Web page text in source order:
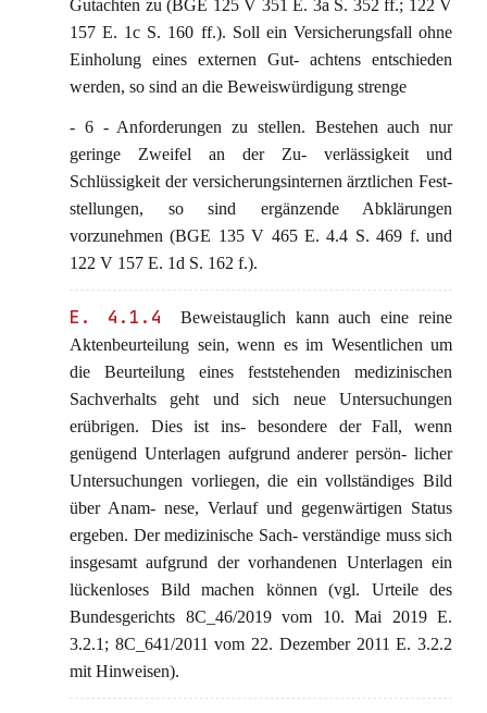
Gutachten zu (BGE 125 V 351 E. 3a S. 352 ff.; 122 V
157 E. 1c S. 160 ff.). Soll ein Versicherungsfall ohne
Einholung eines externen Gut- achtens entschieden
werden, so sind an die Beweiswürdigung strenge
- 6 - Anforderungen zu stellen. Bestehen auch nur
geringe Zweifel an der Zu- verlässigkeit und
Schlüssigkeit der versicherungsinternen ärztlichen Fest-
stellungen, so sind ergänzende Abklärungen
vorzunehmen (BGE 135 V 465 E. 4.4 S. 469 f. und
122 V 157 E. 1d S. 162 f.).
E. 4.1.4
Beweistauglich kann auch eine reine
Aktenbeurteilung sein, wenn es im Wesentlichen um
die Beurteilung eines feststehenden medizinischen
Sachverhalts geht und sich neue Untersuchungen
erübrigen. Dies ist ins- besondere der Fall, wenn
genügend Unterlagen aufgrund anderer persön- licher
Untersuchungen vorliegen, die ein vollständiges Bild
über Anam- nese, Verlauf und gegenwärtigen Status
ergeben. Der medizinische Sach- verständige muss sich
insgesamt aufgrund der vorhandenen Unterlagen ein
lückenloses Bild machen können (vgl. Urteile des
Bundesgerichts 8C_46/2019 vom 10. Mai 2019 E.
3.2.1; 8C_641/2011 vom 22. Dezember 2011 E. 3.2.2
mit Hinweisen).